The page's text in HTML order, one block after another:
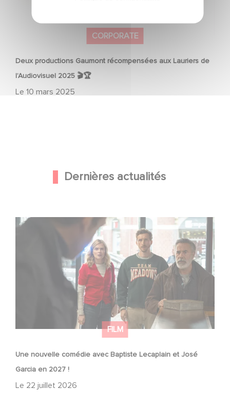
CORPORATE
Deux productions Gaumont récompensées aux Lauriers de
l’Audiovisuel 2025 🎬🏆
Le 10 mars 2025
Dernières actualités
FILM
Une nouvelle comédie avec Baptiste Lecaplain et José
Garcia en 2027 !
Le 22 juillet 2026
Une nouvelle comédie avec Baptiste Lecaplain et José
Garcia en 2027 !